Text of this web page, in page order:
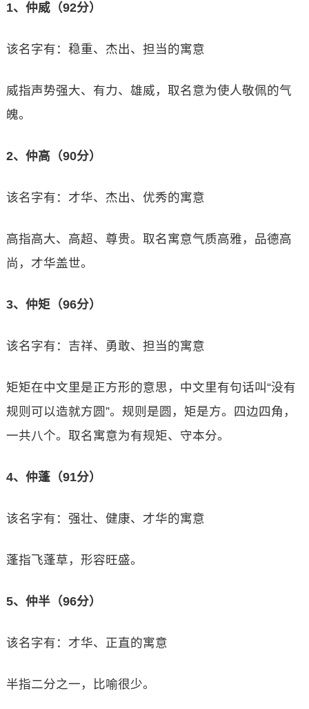
1、仲威（92分）
该名字有：稳重、杰出、担当的寓意
威指声势强大、有力、雄威，取名意为使人敬佩的气
魄。
2、仲高（90分）
该名字有：才华、杰出、优秀的寓意
高指高大、高超、尊贵。取名寓意气质高雅，品德高
尚，才华盖世。
3、仲矩（96分）
该名字有：吉祥、勇敢、担当的寓意
矩矩在中文里是正方形的意思，中文里有句话叫“没有
规则可以造就方圆”。规则是圆，矩是方。四边四角，
一共八个。取名寓意为有规矩、守本分。
4、仲蓬（91分）
该名字有：强壮、健康、才华的寓意
蓬指飞蓬草，形容旺盛。
5、仲半（96分）
该名字有：才华、正直的寓意
半指二分之一，比喻很少。